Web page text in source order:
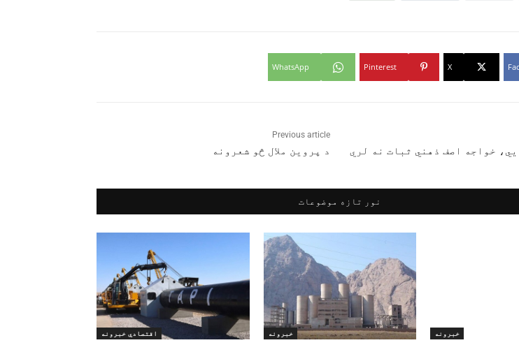
X
Pinterest
WhatsApp
Previous article
د پروین ملال څو شعرونه خواجه اصف ذهني ثبات نه لري
نور تازه موضوعات
خبرونه خبرونه اقتصادي خبرونه